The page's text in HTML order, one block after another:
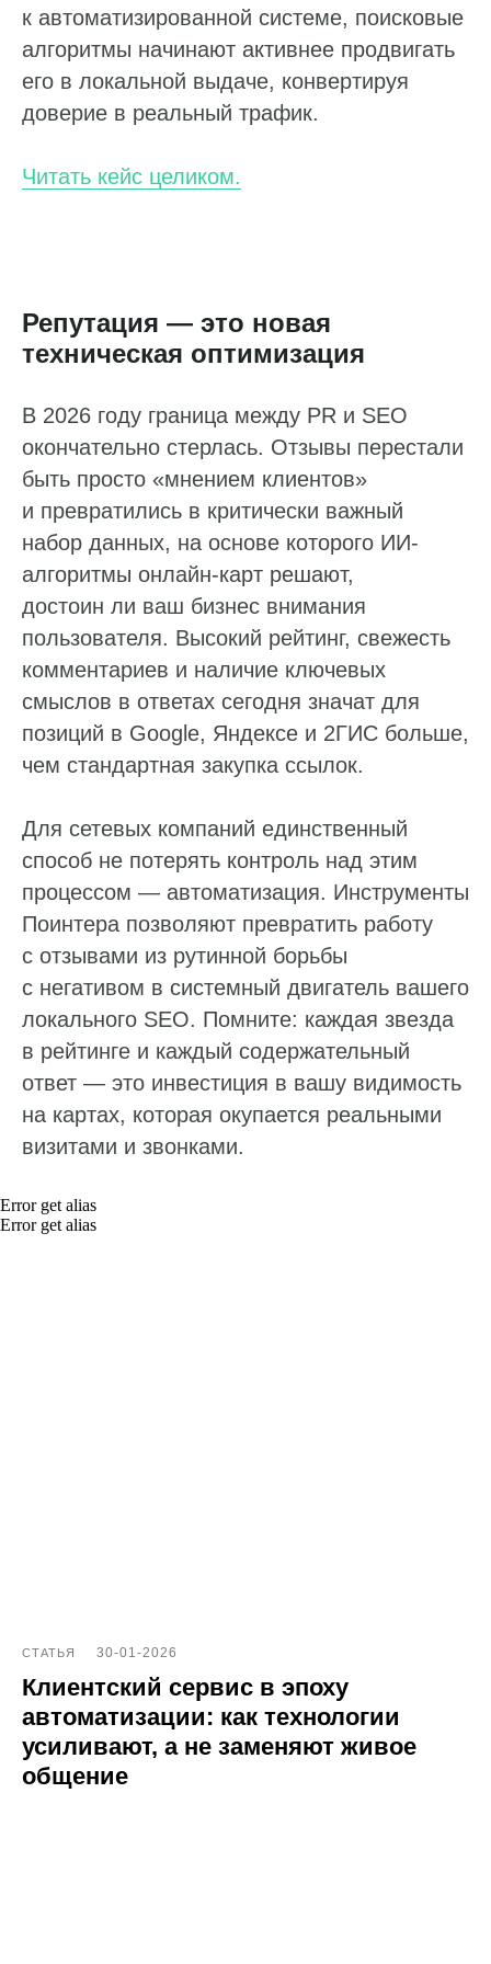
к автоматизированной системе, поисковые
алгоритмы начинают активнее продвигать
его в локальной выдаче, конвертируя
доверие в реальный трафик.
Читать кейс целиком.
Репутация — это новая
техническая оптимизация
В 2026 году граница между PR и SEO
окончательно стерлась. Отзывы перестали
быть просто «мнением клиентов»
и превратились в критически важный
набор данных, на основе которого ИИ-
алгоритмы онлайн-карт решают,
достоин ли ваш бизнес внимания
пользователя. Высокий рейтинг, свежесть
комментариев и наличие ключевых
смыслов в ответах сегодня значат для
позиций в Google, Яндексе и 2ГИС больше,
чем стандартная закупка ссылок.
Для сетевых компаний единственный
способ не потерять контроль над этим
процессом — автоматизация. Инструменты
Поинтера позволяют превратить работу
с отзывами из рутинной борьбы
с негативом в системный двигатель вашего
локального SEO. Помните: каждая звезда
в рейтинге и каждый содержательный
ответ — это инвестиция в вашу видимость
на картах, которая окупается реальными
визитами и звонками.
Error get alias
Error get alias
СТАТЬЯ 30-01-2026
Клиентский сервис в эпоху
автоматизации: как технологии
усиливают, а не заменяют живое
общение
Заполнение данных
Актуальность данных
Контроль изменения данных
Фантомы для поиска дубликатов
Фотографии
Статистика по трафику
Работа с отзывами
Сервис сбора отзывов
Работа с магазинами приложений
Обработка отзывов
Ответы с помощью ChatGPT
и автоответы
Теги и автоответы
Сообщения
Статистика по отзывам
Суммаризация отзывов
Партнерам
ИТ-аккредитация
Анализ конкурентов
Реклама на картах
Геоперфоманс реклама
Полезные материалы
Тарифы